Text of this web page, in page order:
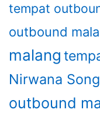
tempat
outbound
malang
Nirwana
outbound